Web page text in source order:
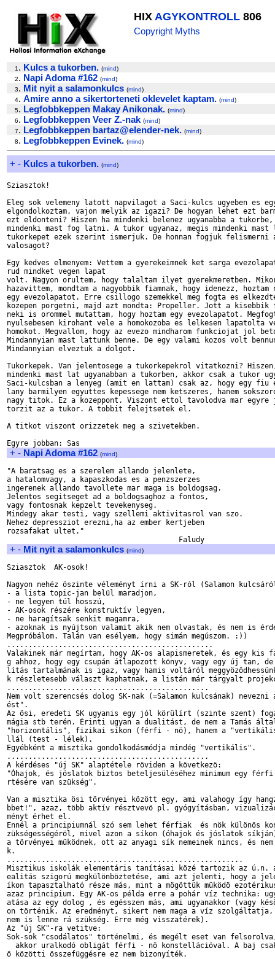
HIX AGYKONTROLL 806
Copyright Myths
1 . Kulcs a tukorben. (mind)
2. Napi Adoma #162 (mind)
3. Mit nyit a salamonkulcs (mind)
4. Amire anno a sikertorteneti oklevelet kaptam. (mind)
5. Legfobbkeppen Makay Anikonak. (mind)
6. Legfobbkeppen Veer Z.-nak (mind)
7. Legfobbkeppen bartaz@elender-nek. (mind)
8. Legfobbkeppen Evinek. (mind)
+ - Kulcs a tukorben. (mind)
Sziasztok!
Eleg sok velemeny latott napvilagot a Saci-kulcs ugyeben es
elgondolkoztam, vajon melyik az igazi? De hogyan lehet ezt
ezt eldonteni? Hiszen ha mindenki belenez ugyanabba a
mindenki mast fog latni. A tukor ugyanaz, megis mindenki
tukorkepet ezek szerint ismerjuk. De honnan fogjuk felismerni
valosagot?
Egy kedves elmenyem: Vettem a gyerekeimnek ket sarga
rud mindket vegen lapat
volt. Nagyon orultem, hogy talaltam ilyet gyerekmeretben.
hazavittem, mondtam a nagyobbik fiamnak, hogy idenezz, hoztam
egy evezolapatot. Erre csillogo szemekkel meg fogta es
kozepen porgetni, majd azt mondta: Propeller. Jott a kisebbik
neki is orommel mutattam, hogy hoztam egy evezolapatot.
nyulsebesen kirohant vele a homokozoba es lelkesen lapatolta
homokot. Megvallom, hogy az evezo mindharom funkciojat jol
Mindannyian mast lattunk benne. De egy valami kozos volt
Mindannyian elveztuk a dolgot.
Tukorkepek. Van jelentosege a tukorkepekrol vitatkozni?
mindenki mast lat ugyanabban a tukorben, akkor csak a tukor
Saci-kulcsban a lenyeg (amit en lattam) csak az, hogy egy fiu
lany barmilyen egyuttes kepessege nem ketszeres, hanem
nagy titok. Ez a kozeppont. Viszont ettol tavolodva mar egyre
torzit az a tukor. A tobbit felejtsetek el.
A titkot viszont orizzetek meg a szivetekben.
+ - Napi Adoma #162 (mind)
"A baratsag es a szerelem allando jelenlete,
a hatalomvagy, a kapaszkodas es a penzszerzes
ingerenek allando tavollete mar maga is boldogsag.
Jelentos segitseget ad a boldogsaghoz a fontos,
vagy fontosnak kepzelt tevekenyseg.
Mindegy akar testi, vagy szellemi aktivitasrol van szo.
Nehez depressziot erezni,ha az ember kertjeben
rozsafakat ultet."
+ - Mit nyit a salamonkulcs (mind)
Sziasztok  AK-osok!
Nagyon nehéz öszinte véleményt írni a SK-ról (Salamon
- a lista topic-jan belül maradjon,
- ne legyen túl hosszú,
- AK-osok részére konstruktív legyen,
- ne haragítsak senkit magamra,
- azoknak is nyújtson valamit akik nem olvastak, és nem is
Megpróbálom. Talán van esélyem, hogy simán megúszom. :))
................................................
Valakinek már megírtam, hogy AK-os alapismeretek, és egy kis
g ahhoz, hogy egy csupán átlapozott könyv, vagy egy új tan,
lítás tartalmának is igaz, vagy hamis voltáról
k részletesebb választ kaphatnak, a listán már tárgyalt
...............................................
Nem volt szerencsés dolog SK-nak (=Salamon kulcsának)
ést".
Az ösi, eredeti SK ugyanis egy jól körülírt (szinte szent)
mágia stb terén. Érinti ugyan a dualitást, de nem a Tamás
"horizontális", fizikai síkon (férfi - nö), hanem a
llál (test - lélek).
Egyébként a misztika gondolkodásmódja mindég "vertikális".
...............................................
A kérdéses "új SK" alaptétele röviden a következö:
"Óhajok, és jóslatok biztos beteljesüléséhez minimum egy férfi
rtésére van szükség".
Van a misztika ösi törvényei között egy, ami valahogy így
bbet!", azaz, több aktív résztvevö pl. gyógyításban,
ményt érhet el.
Ennél a principiumnál szó sem lehet férfiak  és nök különös
zükségességéröl, mivel azon a síkon (óhajok és jóslatok
a törvényei müködnek, ott az anyagi sík nemeinek nincs, és
k.
.......................................................
Misztikus iskolák elementáris tanításai közé tartozik az
ealitás szigorú megkülönböztetése, ami azt jelenti, hogy a
íkon tapasztalható része más, mint a mögöttük müködö
azaz principium. Egy AK-os példa erre a pohár víz technika:
atása az egy dolog , és egésszen más, ami ugyanakkor (vagy
on történik. Az eredményt, sikert nem maga a víz
nem is lenne rá szükség. Erre még visszatérek).
Az "új SK"-ra vetitve:
Sok-sok "csodálatos" történelmi, és megélt eset van
akkor uralkodó obligát férfi - nö konstellációval. A baj
ö közötti összefüggésre ez nem bizonyíték.